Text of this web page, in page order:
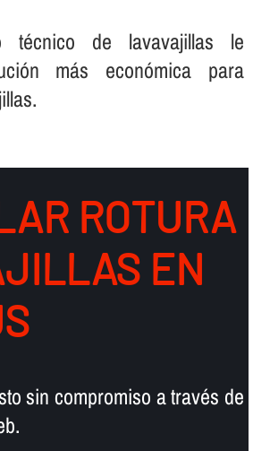
técnico de lavavajillas le
más económica para
ROTURA
EN
sin compromiso a través de